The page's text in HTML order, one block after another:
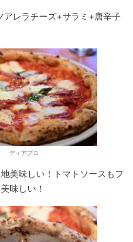
レラチーズ+サラミ+唐辛子
ディアブロ
美味しい！トマトソースもフ
味しい！